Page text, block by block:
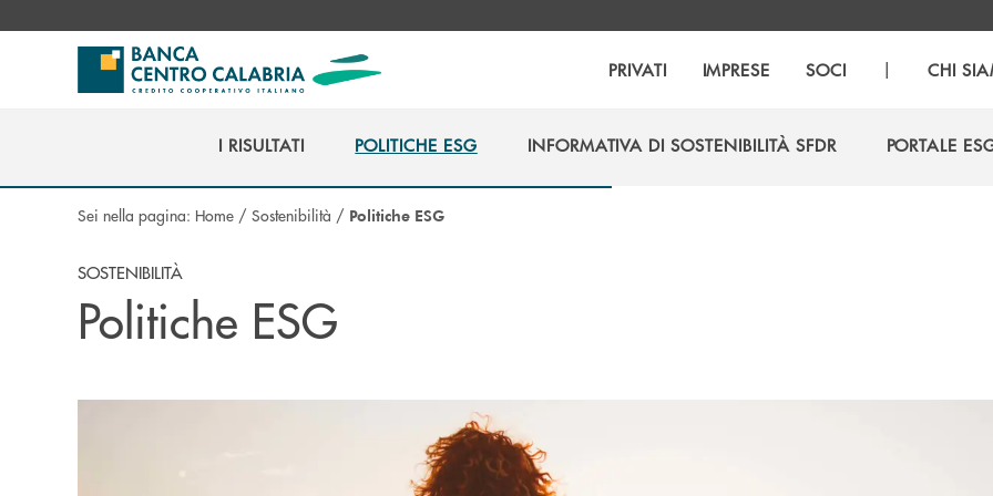
PRIVATI IMPRESE SOCI | CHI
I RISULTATI
POLITICHE ESG
INFORMATIVA DI SOSTENIBILITÀ SFDR
PORTALE
Sei nella pagina: Home / Sostenibilità / Politiche ESG
SOSTENIBILITÀ
Politiche ESG